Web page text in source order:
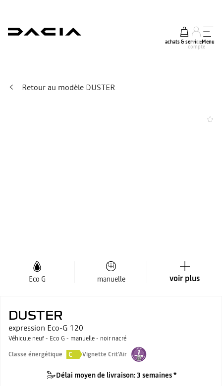
achats & services
mon
compte
Menu
Retour au modèle DUSTER
Eco G manuelle voir plus
DUSTER
expression Eco-G 120
Véhicule neuf - Eco G - manuelle - noir nacré
Classe énergétique
C Vignette Crit'Air
Délai moyen de livraison: 3 semaines *